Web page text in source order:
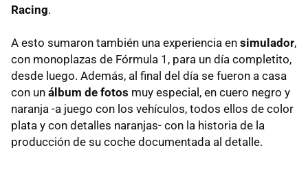
Racing.
A esto sumaron también una experiencia en simulador,
con monoplazas de Fórmula 1, para un día completito,
desde luego. Además, al final del día se fueron a casa
con un álbum de fotos muy especial, en cuero negro y
naranja -a juego con los vehículos, todos ellos de color
plata y con detalles naranjas- con la historia de la
producción de su coche documentada al detalle.